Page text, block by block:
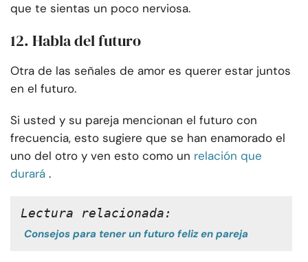
que te sientas un poco nerviosa.
12. Habla del futuro
Otra de las señales de amor es querer estar juntos
en el futuro.
Si usted y su pareja mencionan el futuro con
frecuencia, esto sugiere que se han enamorado el
uno del otro y ven esto como un relación que
durará .
Lectura relacionada:
Consejos para tener un futuro feliz en pareja